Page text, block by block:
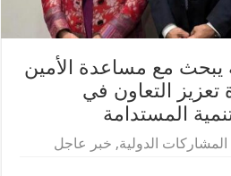
يبحث مع مساعدة الأمين
تعزيز التعاون في
المستدامة
المشاركات الدولية, خبر عاجل